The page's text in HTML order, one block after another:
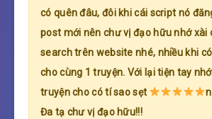
có quên đâu, đôi khi cái script nó
post mới nên chư vị đạo hữu nhớ xài
search trên website nhé, nhiều khi
cho cùng 1 truyện. Với lại tiện tay
truyện cho có tí sao sẹt
Đa tạ chư vị đạo hữu!!!